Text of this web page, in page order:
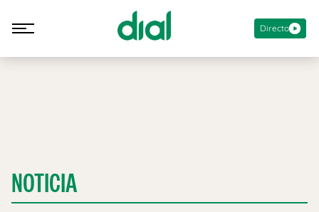
Directo
NOTICIA